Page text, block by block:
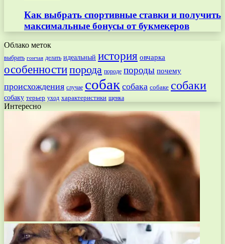
Как выбрать спортивные ставки и получить
максимальные бонусы от букмекеров
Облако меток
выбрать гончая делать идеальный история овчарка
особенностипорода породе породы почему
происхождения случае собак собака собаке собаки
собаку терьер уход характеристики щенка
Интересно